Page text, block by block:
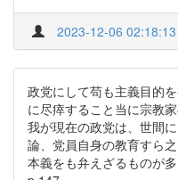
2023-12-06 02:18:13
政党にして苟も主義目的
に尽瘁すること当に宗教
我が現在の政党は、世間
論、党員自身の教育すら
本義をも弁えざるものが